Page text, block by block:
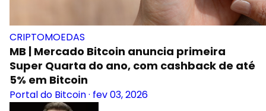
CRIPTOMOEDAS
MB | Mercado Bitcoin anuncia primeira
Super Quarta do ano, com cashback de até
5% em Bitcoin
Portal do Bitcoin· fev 03, 2026